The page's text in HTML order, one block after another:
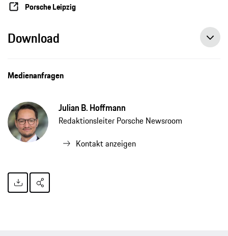
Porsche Leipzig
Download
Medienanfragen
Julian B. Hoffmann
Redaktionsleiter Porsche Newsroom
Kontakt anzeigen